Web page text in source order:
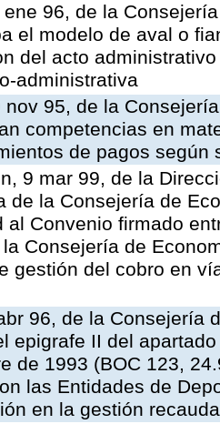
ene 96, de la
el modelo de aval o
del acto
administrativa
nov 95, de la
competencias en
de pagos según
9 mar 99, de la
de la Consejería de
al Convenio firmado
Consejería de
gestión del cobro en
96, de la Consejería
epigrafe II del
de 1993 (BOC 123,
las Entidades de
en la gestión